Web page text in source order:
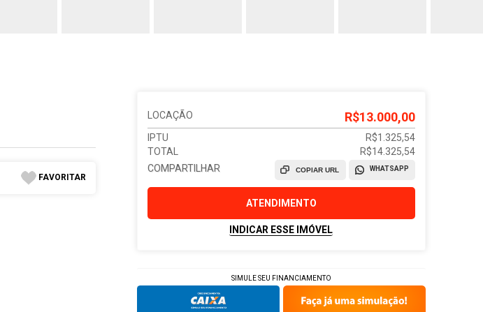
FAVORITAR
LOCAÇÃO R$13.000,00
IPTU
R$1.325,54
TOTAL
R$14.325,54
COMPARTILHAR
WHATSAPP
COPIAR URL
ATENDIMENTO
INDICAR ESSE IMÓVEL
SIMULE SEU FINANCIAMENTO